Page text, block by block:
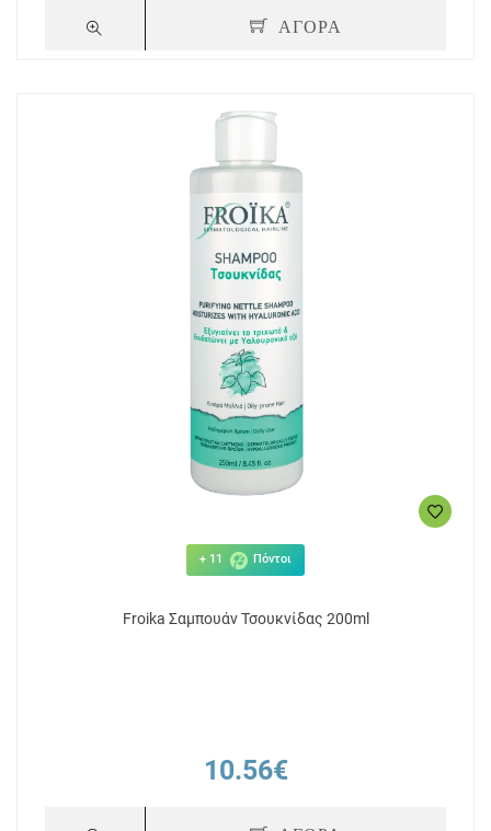
ΑΓΟΡΑ
+ 11 Πόντοι
Froika Σαμπουάν Τσουκνίδας 200ml
10.56€